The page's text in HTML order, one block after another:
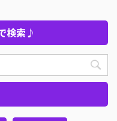
検索♪